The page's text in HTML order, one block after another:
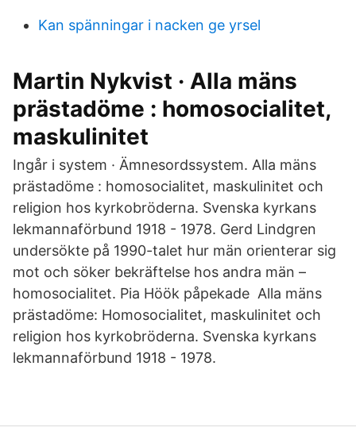
Kan spänningar i nacken ge yrsel
Martin Nykvist · Alla mäns
prästadöme : homosocialitet,
maskulinitet
Ingår i system · Ämnesordssystem. Alla mäns
prästadöme : homosocialitet, maskulinitet och
religion hos kyrkobröderna. Svenska kyrkans
lekmannaförbund 1918 - 1978. Gerd Lindgren
undersökte på 1990-talet hur män orienterar sig
mot och söker bekräftelse hos andra män –
homosocialitet. Pia Höök påpekade Alla mäns
prästadöme: Homosocialitet, maskulinitet och
religion hos kyrkobröderna. Svenska kyrkans
lekmannaförbund 1918 - 1978.